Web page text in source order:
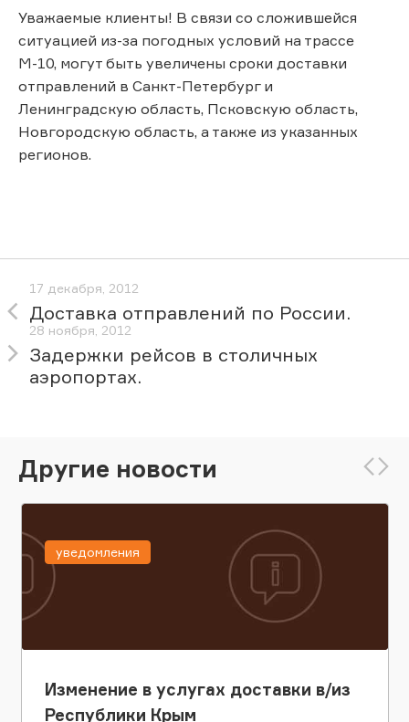
Уважаемые клиенты! В связи со сложившейся
ситуацией из-за погодных условий на трассе
М-10, могут быть увеличены сроки доставки
отправлений в Санкт-Петербург и
Ленинградскую область, Псковскую область,
Новгородскую область, а также из указанных
регионов.
17 декабря, 2012
Доставка отправлений по России.
28 ноября, 2012
Задержки рейсов в столичных
аэропортах.
Другие новости
Изменение в услугах доставки в/из
Республики Крым
уведомления